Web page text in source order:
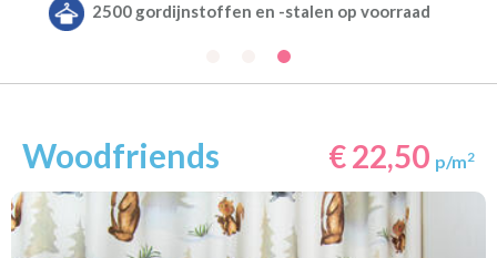
Alle gordijnen verduisterend leverbaar
Woodfriends € 22,50 p/m2